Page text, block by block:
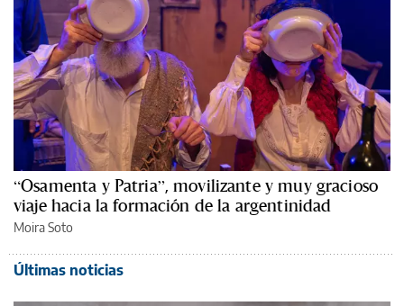
“Osamenta y Patria”, movilizante y muy gracioso
viaje hacia la formación de la argentinidad
Moira Soto
Últimas noticias